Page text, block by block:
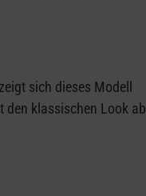
sich dieses Modell
den klassischen Look ab